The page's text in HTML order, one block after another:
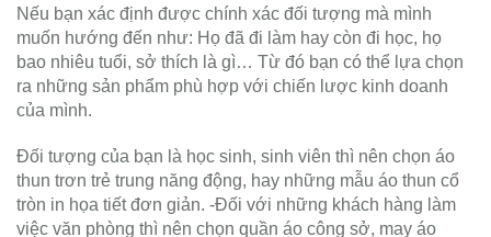
Nếu bạn xác định được chính xác đối tượng mà mình
muốn hướng đến như: Họ đã đi làm hay còn đi học, họ
bao nhiêu tuổi, sở thích là gì… Từ đó bạn có thể lựa chọn
ra những sản phẩm phù hợp với chiến lược kinh doanh
của mình.
Đối tượng của bạn là học sinh, sinh viên thì nên chọn áo
thun trơn trẻ trung năng động, hay những mẫu áo thun cổ
tròn in họa tiết đơn giản. -Đối với những khách hàng làm
việc văn phòng thì nên chọn quần áo công sở, may áo